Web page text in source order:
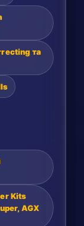
та
Kits
AGX